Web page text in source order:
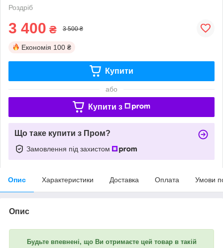
Роздріб
3 400 ₴ 3 500 ₴
Економія 100 ₴
Купити
або
Купити з
Що таке купити з Пром?
Замовлення під захистом
Опис Характеристики Доставка Оплата Умови
Опис
Будьте впевнені, що Ви отримаєте цей товар в такій